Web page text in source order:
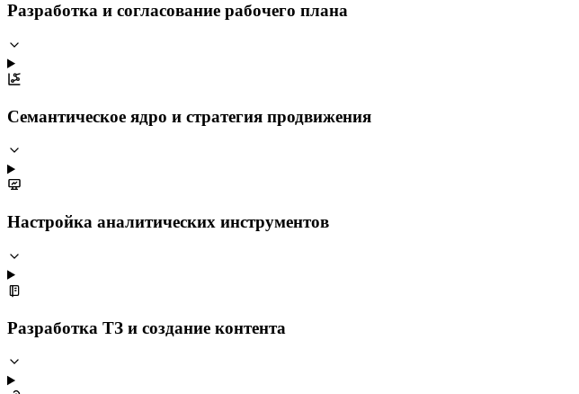
Разработка и согласование рабочего плана
Семантическое ядро и стратегия продвижения
Настройка аналитических инструментов
Разработка ТЗ и создание контента